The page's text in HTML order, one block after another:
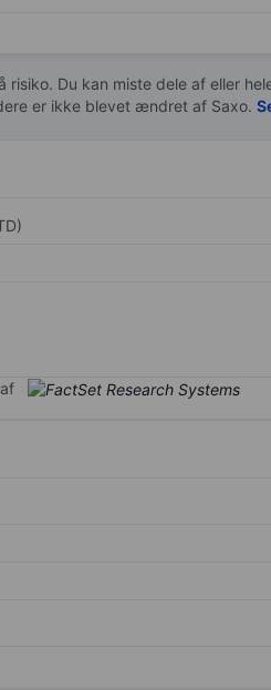
Du kan miste dele af eller
er ikke blevet ændret af Saxo.